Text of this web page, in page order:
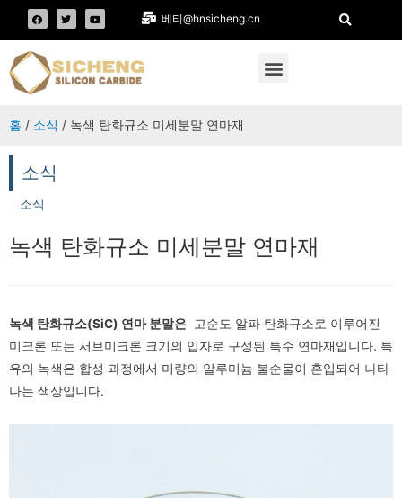
베티@hnsicheng.cn
홈 / 소식 / 녹색 탄화규소 미세분말 연마재
소식
소식
녹색 탄화규소 미세분말 연마재
녹색 탄화규소(SiC) 연마 분말은 고순도 알파 탄화규소로 이루어진
미크론 또는 서브미크론 크기의 입자로 구성된 특수 연마재입니다. 특
유의 녹색은 합성 과정에서 미량의 알루미늄 불순물이 혼입되어 나타
나는 색상입니다.